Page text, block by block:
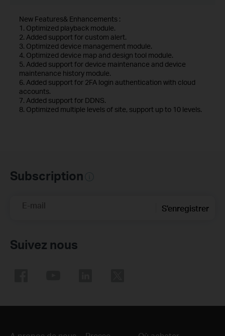
New Features& Enhancements :
1. Optimized playback module.
2. Added support for custom alert.
3. Optimized device management module.
4. Optimized device map and design tool module.
5. Added support for device maintenance and device
maintenance history module.
6. Added support for 2FA login authentication with cloud
accounts.
7. Added support for DDNS.
8. Optimized multiple levels of site, support up to 10 levels.
Subscription
E-mail S'enregistrer
Suivez nous